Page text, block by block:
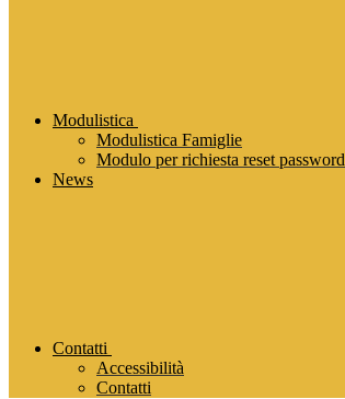
Modulistica
Modulistica Famiglie
Modulo per richiesta reset
News
Contatti
Accessibilità
Contatti